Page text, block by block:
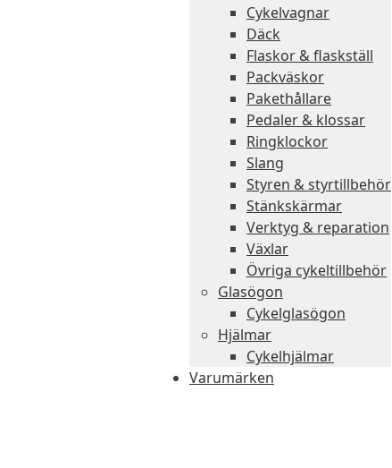
Cykelvagnar
Däck
Flaskor & flaskställ
Packväskor
Pakethållare
Pedaler & klossar
Ringklockor
Slang
Styren & styrtillbehör
Stänkskärmar
Verktyg & reparation
Växlar
Övriga cykeltillbehör
Glasögon
Cykelglasögon
Hjälmar
Cykelhjälmar
Varumärken